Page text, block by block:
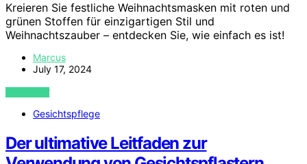
Kreieren Sie festliche Weihnachtsmasken mit roten und
grünen Stoffen für einzigartigen Stil und
Weihnachtszauber – entdecken Sie, wie einfach es ist!
Marcus
July 17, 2024
VIEW POST
Gesichtspflege
Der ultimative Leitfaden zur